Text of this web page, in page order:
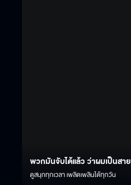
พวกมันจับได้แล้ว ว่าผมเป็นสาย
ดูสนุกทุกเวลา เพลิดเพลินได้ทุกวัน